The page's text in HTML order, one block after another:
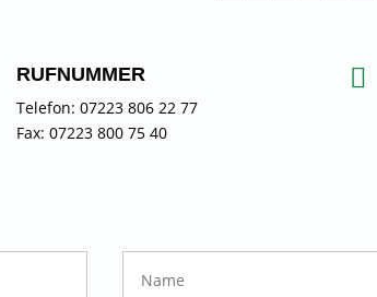
RUFNUMMER
Telefon: 07223 806 22 77
Fax: 07223 800 75 40
